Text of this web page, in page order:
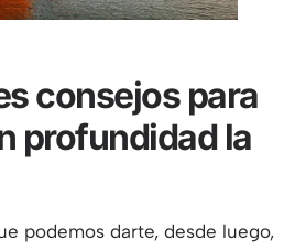
consejos para
profundidad la
podemos darte, desde luego,